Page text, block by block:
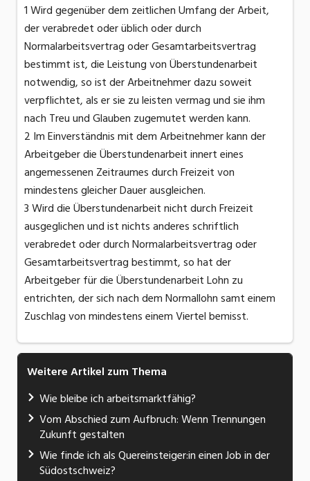
1 Wird gegenüber dem zeitlichen Umfang der Arbeit,
der verabredet oder üblich oder durch
Normalarbeitsvertrag oder Gesamtarbeitsvertrag
bestimmt ist, die Leistung von Überstundenarbeit
notwendig, so ist der Arbeitnehmer dazu soweit
verpflichtet, als er sie zu leisten vermag und sie ihm
nach Treu und Glauben zugemutet werden kann.
2 Im Einverständnis mit dem Arbeitnehmer kann der
Arbeitgeber die Überstundenarbeit innert eines
angemessenen Zeitraumes durch Freizeit von
mindestens gleicher Dauer ausgleichen.
3 Wird die Überstundenarbeit nicht durch Freizeit
ausgeglichen und ist nichts anderes schriftlich
verabredet oder durch Normalarbeitsvertrag oder
Gesamtarbeitsvertrag bestimmt, so hat der
Arbeitgeber für die Überstundenarbeit Lohn zu
entrichten, der sich nach dem Normallohn samt einem
Zuschlag von mindestens einem Viertel bemisst.
Weitere Artikel zum Thema
Wie bleibe ich arbeitsmarktfähig?
Vom Abschied zum Aufbruch: Wenn Trennungen
Zukunft gestalten
Wie finde ich als Quereinsteiger:in einen Job in der
Südostschweiz?